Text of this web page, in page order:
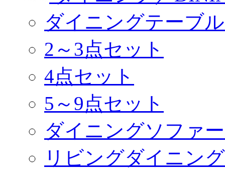
ダイニングテーブ
2～3点セット
4点セット
5～9点セット
ダイニングソファ
リビングダイニン